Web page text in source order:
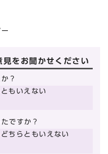
見をお聞かせください
？
もいえない
ですか？
どちらともいえない